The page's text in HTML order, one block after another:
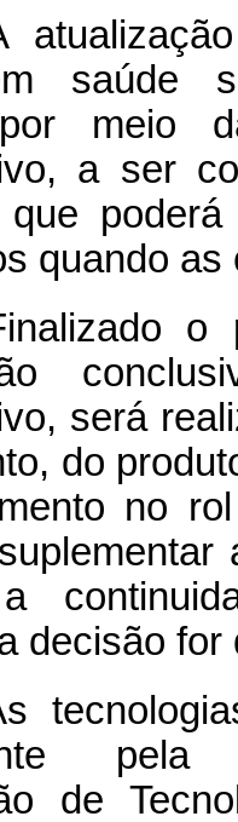
saúde
meio
a ser
quando
o
será
do
no
decisão
de